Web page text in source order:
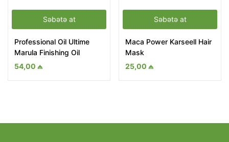
Səbətə at
Professional Oil Ultime
Marula Finishing Oil
54,00 ₼
Səbətə at
Maca Power Karseell Hair
Mask
25,00 ₼